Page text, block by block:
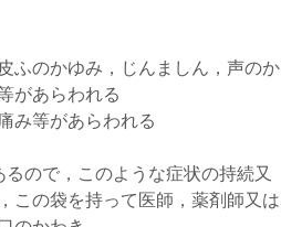
ふのかゆみ，じんましん，声のか
があらわれる
み等があらわれる
ので，このような症状の持続又
この袋を持って医師，薬剤師又は